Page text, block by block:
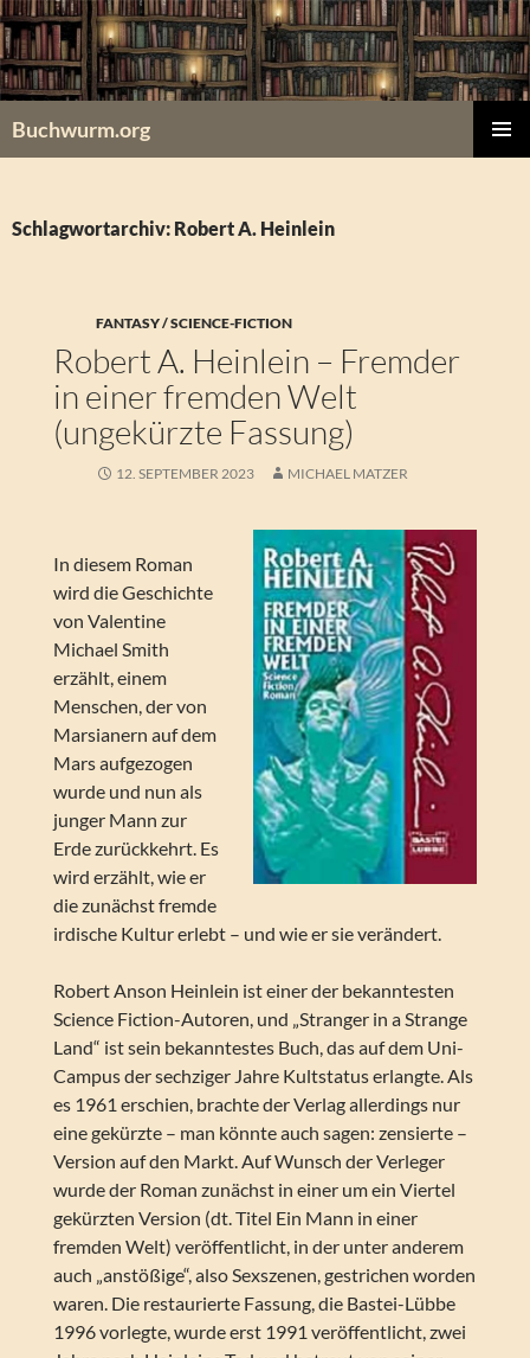
Zum
Inhalt
springen
Buchwurm.org
Schlagwortarchiv: Robert A. Heinlein
FANTASY / SCIENCE-FICTION
Robert A. Heinlein – Fremder
in einer fremden Welt
(ungekürzte Fassung)
12. SEPTEMBER 2023 MICHAEL MATZER
In diesem Roman
wird die Geschichte
von Valentine
Michael Smith
erzählt, einem
Menschen, der von
Marsianern auf dem
Mars aufgezogen
wurde und nun als
junger Mann zur
Erde zurückkehrt. Es
wird erzählt, wie er
die zunächst fremde
irdische Kultur erlebt – und wie er sie verändert.
Robert Anson Heinlein ist einer der bekanntesten
Science Fiction-Autoren, und „Stranger in a Strange
Land“ ist sein bekanntestes Buch, das auf dem Uni-
Campus der sechziger Jahre Kultstatus erlangte. Als
es 1961 erschien, brachte der Verlag allerdings nur
eine gekürzte – man könnte auch sagen: zensierte –
Version auf den Markt. Auf Wunsch der Verleger
wurde der Roman zunächst in einer um ein Viertel
gekürzten Version (dt. Titel Ein Mann in einer
fremden Welt) veröffentlicht, in der unter anderem
auch „anstößige“, also Sexszenen, gestrichen worden
waren. Die restaurierte Fassung, die Bastei-Lübbe
1996 vorlegte, wurde erst 1991 veröffentlicht, zwei